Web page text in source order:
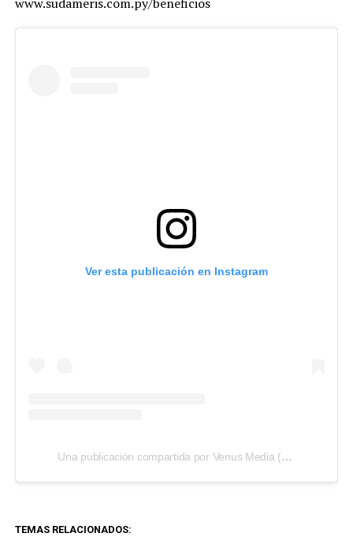
Ver esta publicación en Instagram
Una publicación compartida por Venus Media (@venusmediaoficial)
TEMAS RELACIONADOS: